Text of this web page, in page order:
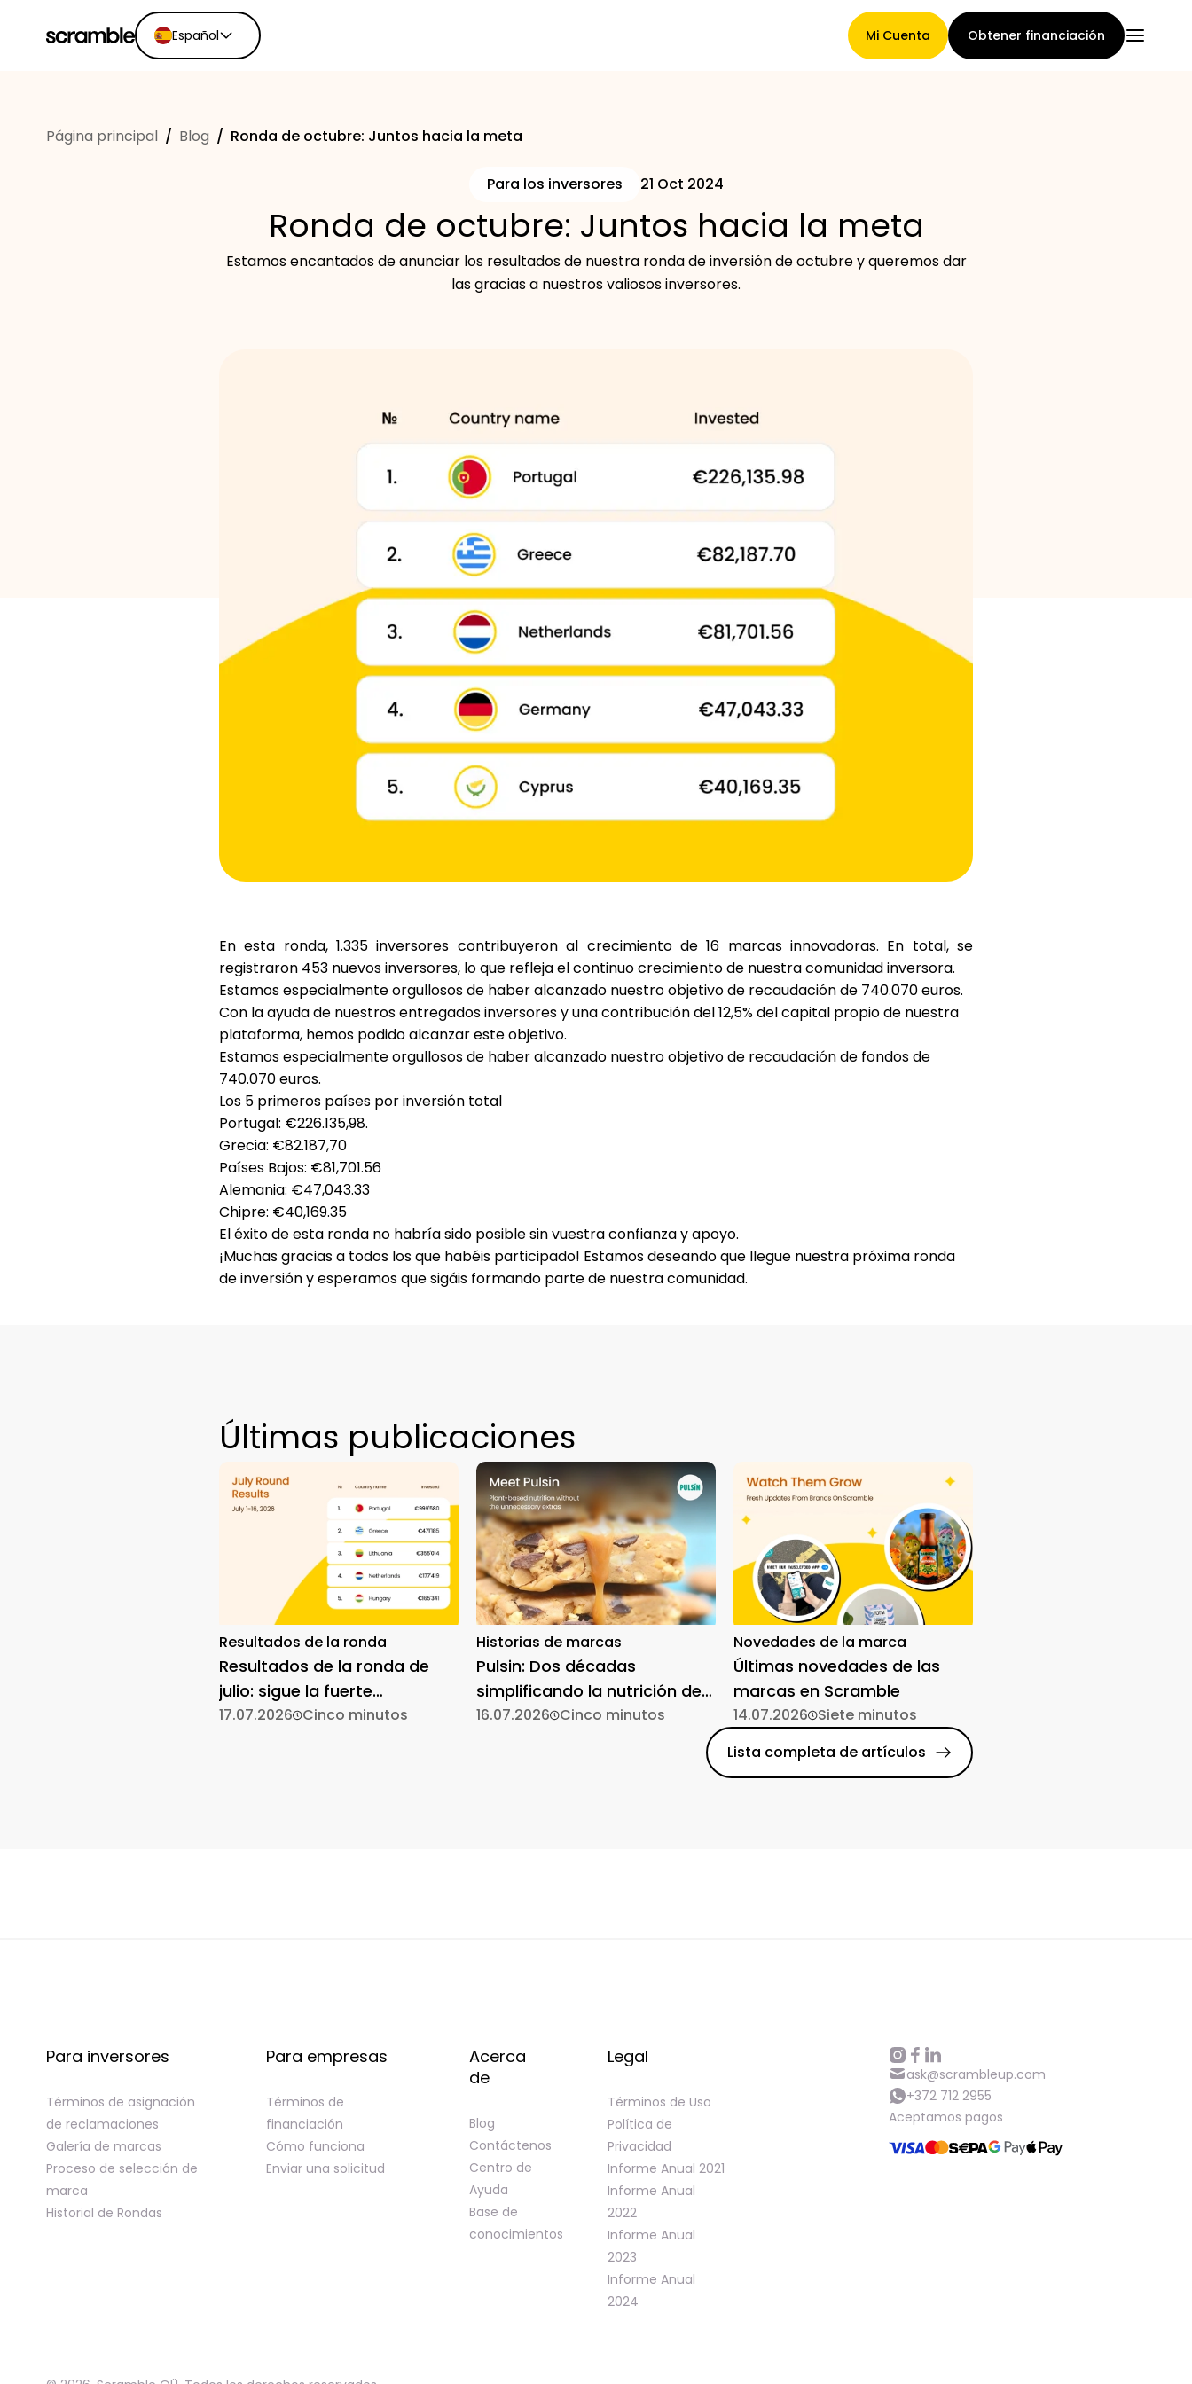
Español
Español
Mi Cuenta Obtener financiación
Términos de asignación de
reclamaciones
Calculadoras
Historial de Rondas
Blog
Contáctenos
Ayuda
ask@scrambleup.com
Página principal / Blog / Ronda de octubre: Juntos hacia la meta
Para los inversores 21 Oct 2024
Ronda de octubre: Juntos hacia la meta
Estamos encantados de anunciar los resultados de nuestra ronda de inversión de octubre y queremos dar
las gracias a nuestros valiosos inversores.
En esta ronda,1.335 inversores contribuyeron al crecimiento de16 marcas innovadoras. En total, se
registraron 453 nuevos inversores, lo que refleja el continuo crecimiento de nuestra comunidad inversora.
Estamos especialmente orgullosos de haber alcanzado nuestro objetivo de recaudación de 740.070 euros.
Con la ayuda de nuestros entregados inversores y una contribución del 12,5% del capital propio de nuestra
plataforma, hemos podido alcanzar este objetivo.
Estamos especialmente orgullosos de haber alcanzado nuestro objetivo de recaudación de fondos de
740.070 euros.
Los 5 primeros países por inversión total
Portugal: €226.135,98.
Grecia: €82.187,70
Países Bajos: €81,701.56
Alemania: €47,043.33
Chipre: €40,169.35
El éxito de esta ronda no habría sido posible sin vuestra confianza y apoyo.
¡Muchas gracias a todos los que habéis participado! Estamos deseando que llegue nuestra próxima ronda
de inversión y esperamos que sigáis formando parte de nuestra comunidad.
Últimas publicaciones
Resultados de la ronda
Resultados de la ronda de
julio: sigue la fuerte
participación
17.07.2026 Cinco minutos
Historias de marcas
Pulsin: Dos décadas
simplificando la nutrición de
origen vegetal
16.07.2026 Cinco minutos
Novedades de la marca
Últimas novedades de las
marcas en Scramble
14.07.2026 Siete minutos
Lista completa de artículos
Para inversores
Términos de asignación
de reclamaciones
Galería de marcas
Proceso de selección de
marca
Historial de Rondas
Para empresas
Términos de
financiación
Cómo funciona
Enviar una solicitud
Acerca
de
Blog
Contáctenos
Centro de
Ayuda
Base de
conocimientos
Legal
Términos de Uso
Política de
Privacidad
Informe Anual 2021
Informe Anual
2022
Informe Anual
2023
Informe Anual
2024
ask@scrambleup.com
+372 712 2955
Aceptamos pagos